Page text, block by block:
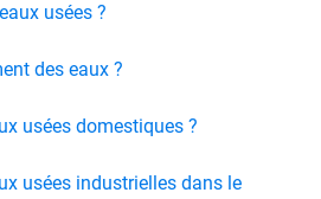
usées ?
des eaux ?
usées domestiques ?
usées industrielles dans le